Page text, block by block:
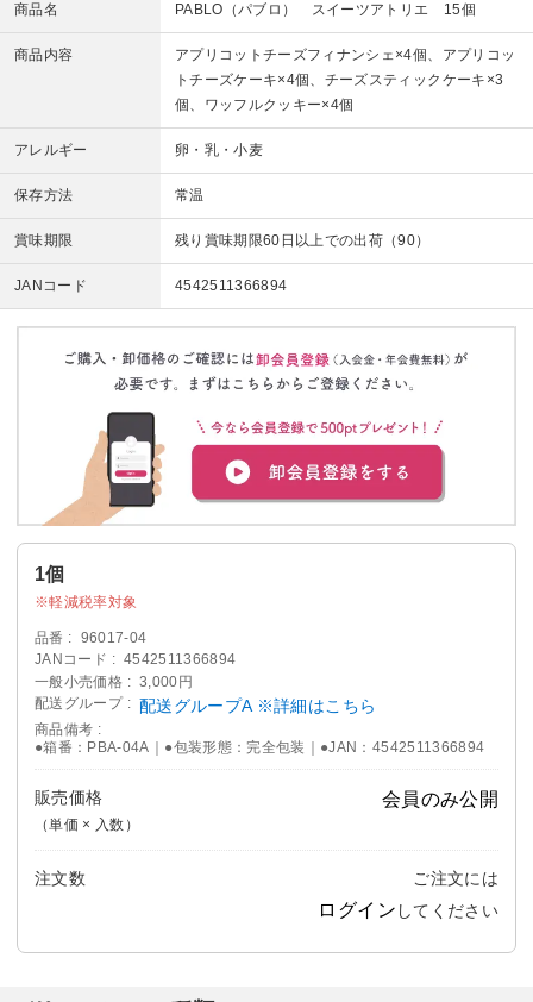
商品名 PABLO（パブロ） スイーツアトリエ 15個
商品内容
アプリコットチーズフィナンシェ×4個、アプリコッ
トチーズケーキ×4個、チーズスティックケーキ×3
個、ワッフルクッキー×4個
アレルギー 卵・乳・小麦
保存方法 常温
賞味期限 残り賞味期限60日以上での出荷（90）
JANコード 4542511366894
1個
軽減税率対象
品番
96017-04
JANコード
4542511366894
一般小売価格
3,000円
配送グループ
配送グループA ※詳細はこちら
商品備考
●箱番：PBA-04A｜●包装形態：完全包装｜●JAN：4542511366894
販売価格
（単価 × 入数）
会員のみ公開
注文数 ご注文には
ログイン してください